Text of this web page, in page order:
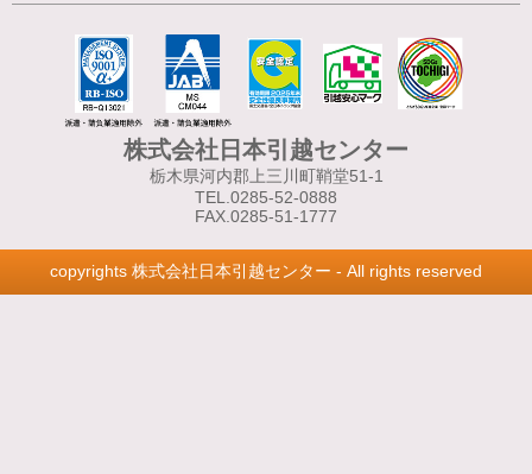
株式会社日本引越センター
栃木県河内郡上三川町鞘堂51-1
TEL.0285-52-0888
FAX.0285-51-1777
copyrights 株式会社日本引越センター - All rights reserved